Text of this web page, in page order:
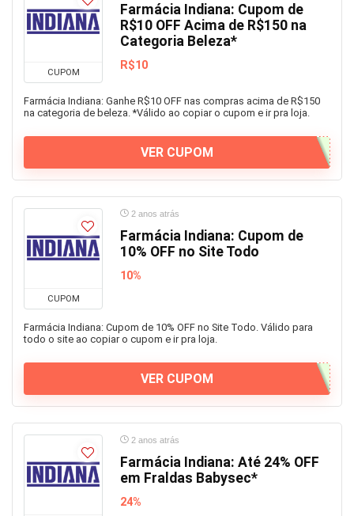
CUPOM
Farmácia Indiana: Cupom de
R$10 OFF Acima de R$150 na
Categoria Beleza*
R$10
Farmácia Indiana: Ganhe R$10 OFF nas compras acima de R$150
na categoria de beleza. *Válido ao copiar o cupom e ir pra loja.
VER CUPOM
CUPOM
2 anos atrás
Farmácia Indiana: Cupom de
10% OFF no Site Todo
10%
Farmácia Indiana: Cupom de 10% OFF no Site Todo. Válido para
todo o site ao copiar o cupom e ir pra loja.
VER CUPOM
2 anos atrás
Farmácia Indiana: Até 24% OFF
em Fraldas Babysec*
24%